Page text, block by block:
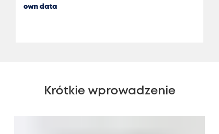
own data
Krótkie wprowadzenie